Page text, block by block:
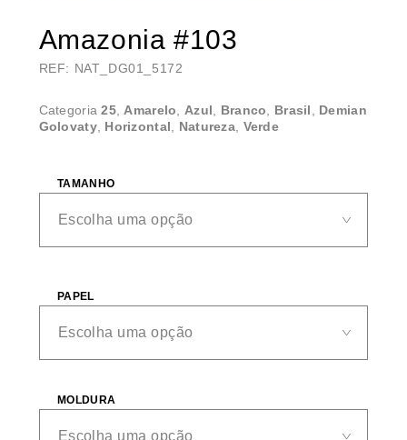
Amazonia #103
REF: NAT_DG01_5172
Categoria25, Amarelo Azul Branco Brasil
Demian
Golovaty, Horizontal Natureza, Verde
TAMANHO
PAPEL
MOLDURA